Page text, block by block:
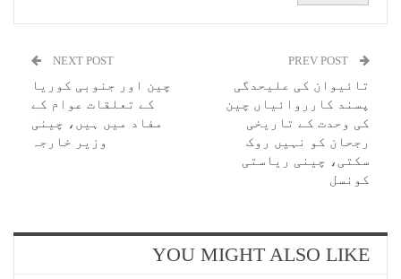
تائیوان کی علیحدگی
پسند کارروائیاں چین
کی وحدت کے تاریخی
رجحان کو نہیں روک
سکتی، چینی ریاستی
کونسل
NEXT POST
چین اور جنوبی کوریا
کے تعلقات عوام کے
مفاد میں ہیں، چینی
وزیر خارجہ
YOU MIGHT ALSO LIKE